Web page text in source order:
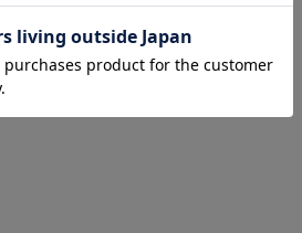
を招き、人に恵まれ
商売繁盛を願う